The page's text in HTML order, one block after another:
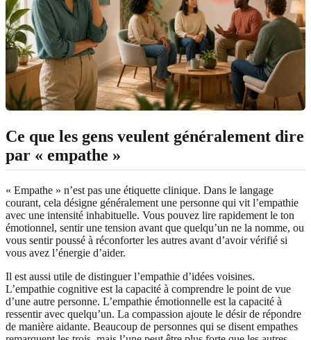
Ce que les gens veulent généralement dire
par « empathe »
« Empathe » n’est pas une étiquette clinique. Dans le langage
courant, cela désigne généralement une personne qui vit l’empathie
avec une intensité inhabituelle. Vous pouvez lire rapidement le ton
émotionnel, sentir une tension avant que quelqu’un ne la nomme, ou
vous sentir poussé à réconforter les autres avant d’avoir vérifié si
vous avez l’énergie d’aider.
Il est aussi utile de distinguer l’empathie d’idées voisines.
L’empathie cognitive est la capacité à comprendre le point de vue
d’une autre personne. L’empathie émotionnelle est la capacité à
ressentir avec quelqu’un. La compassion ajoute le désir de répondre
de manière aidante. Beaucoup de personnes qui se disent empathes